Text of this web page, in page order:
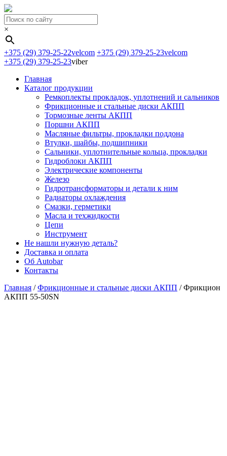
×
+375 (29) 379-25-22velcom +375 (29) 379-25-23velcom
+375 (29) 379-25-23viber
Главная
Каталог продукции
Ремкоплекты прокладок, уплотнений и сальников
Фрикционные и стальные диски АКПП
Тормозные ленты АКПП
Поршни АКПП
Масляные фильтры, прокладки поддона
Втулки, шайбы, подшипники
Сальники, уплотнительные кольца, прокладки
Гидроблоки АКПП
Электрические компоненты
Железо
Гидротрансформаторы и детали к ним
Радиаторы охлаждения
Смазки, герметики
Масла и техжидкости
Цепи
Инструмент
Не нашли нужную деталь?
Доставка и оплата
Об Autobar
Контакты
Главная /Фрикционные и стальные диски АКПП /Фрикцион
АКПП 55-50SN